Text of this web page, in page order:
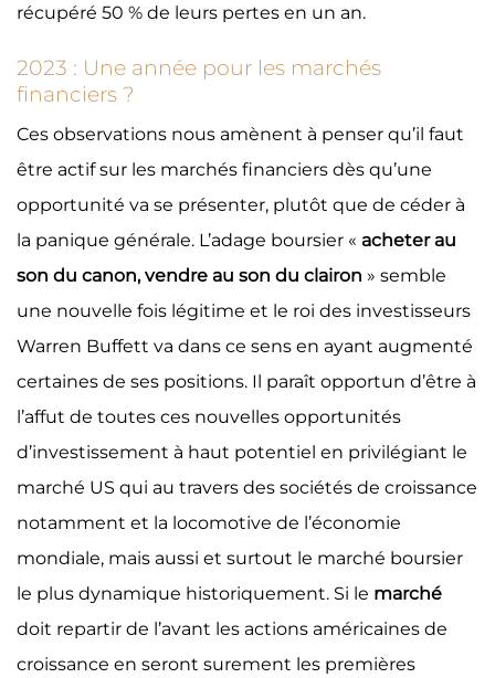
récupéré 50 % de leurs pertes en un an.
2023 : Une année pour les marchés
financiers ?
Ces observations nous amènent à penser qu’il faut
être actif sur les marchés financiers dès qu’une
opportunité va se présenter, plutôt que de céder à
la panique générale. L’adage boursier « acheter au
son du canon, vendre au son du clairon » semble
une nouvelle fois légitime et le roi des investisseurs
Warren Buffett va dans ce sens en ayant augmenté
certaines de ses positions. Il paraît opportun d’être à
l’affut de toutes ces nouvelles opportunités
d’investissement à haut potentiel en privilégiant le
marché US qui au travers des sociétés de croissance
notamment et la locomotive de l’économie
mondiale, mais aussi et surtout le marché boursier
le plus dynamique historiquement. Si le marché
doit repartir de l’avant les actions américaines de
croissance en seront surement les premières